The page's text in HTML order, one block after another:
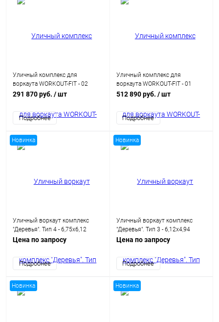
Уличный комплекс для
воркаута WORKOUT-FIT - 02
291 870 руб. / шт
Подробнее
Уличный комплекс для
воркаута WORKOUT-FIT - 01
512 890 руб. / шт
Подробнее
Новинка
Уличный воркаут комплекс
"Деревья". Тип 4 - 6,75х6,12
метров (41,3 кв.м.)
Цена по запросу
Подробнее
Новинка
Уличный воркаут комплекс
"Деревья". Тип 3 - 6,12х4,94
метров (30,23 кв.м.)
Цена по запросу
Подробнее
Новинка Новинка